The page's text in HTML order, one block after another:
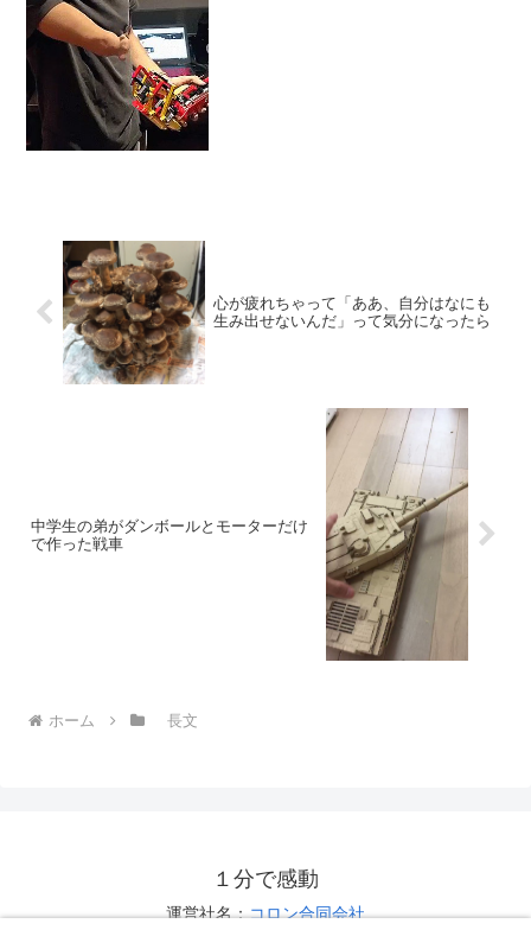
心が疲れちゃって「ああ、自分はなにも
生み出せないんだ」って気分になったら
中学生の弟がダンボールとモーターだけ
で作った戦車
ホーム 長文
１分で感動
運営社名：コロン合同会社